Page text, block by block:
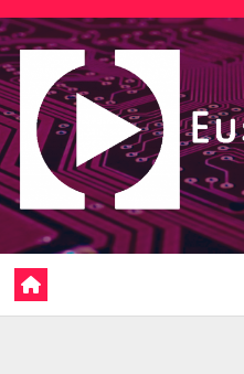
Saltar
al
contenido